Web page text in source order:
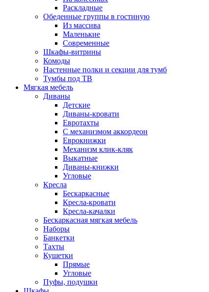
Раскладные
Обеденные группы в гостиную
Из массива
Маленькие
Современные
Шкафы-витрины
Комоды
Настенные полки и секции для тумб
Тумбы под ТВ
Мягкая мебель
Диваны
Детские
Диваны-кровати
Евротахты
С механизмом аккордеон
Еврокнижки
Механизм клик-кляк
Выкатные
Диваны-книжки
Угловые
Кресла
Бескаркасные
Кресла-кровати
Кресла-качалки
Бескаркасная мягкая мебель
Наборы
Банкетки
Тахты
Кушетки
Прямые
Угловые
Пуфы, подушки